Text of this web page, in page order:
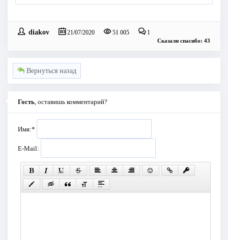
diakov 21/07/2020 51 005 1
Сказали спасибо: 43
Вернуться назад
Гость, оставишь комментарий?
Имя:*
E-Mail: